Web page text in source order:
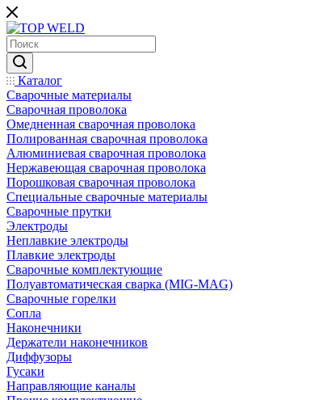
Каталог
Сварочные материалы
Сварочная проволока
Омедненная сварочная проволока
Полированная сварочная проволока
Алюминиевая сварочная проволока
Нержавеющая сварочная проволока
Порошковая сварочная проволока
Специальные сварочные материалы
Сварочные прутки
Электроды
Неплавкие электроды
Плавкие электроды
Сварочные комплектующие
Полуавтоматическая сварка (MIG-MAG)
Сварочные горелки
Сопла
Наконечники
Держатели наконечников
Диффузоры
Гусаки
Направляющие каналы